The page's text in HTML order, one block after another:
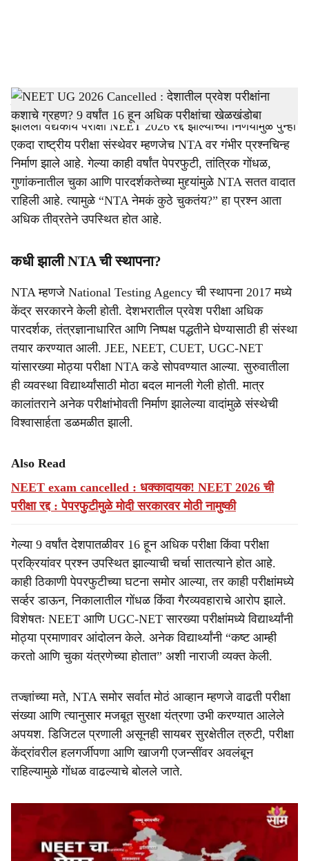
h
a
r
e
देशातील लाखो विद्यार्थ्यांच्या भवितव्याशी संबंधित असलेली 3 मे ला
झालेली वैद्यकीय परीक्षा NEET 2026 रद्द झाल्याच्या निर्णयामुळे पुन्हा
एकदा राष्ट्रीय परीक्षा संस्थेवर म्हणजेच NTA वर गंभीर प्रश्नचिन्ह
निर्माण झाले आहे. गेल्या काही वर्षांत पेपरफुटी, तांत्रिक गोंधळ,
गुणांकनातील चुका आणि पारदर्शकतेच्या मुद्द्यांमुळे NTA सतत वादात
राहिली आहे. त्यामुळे “NTA नेमकं कुठे चुकतंय?” हा प्रश्न आता
अधिक तीव्रतेने उपस्थित होत आहे.
कधी झाली NTA ची स्थापना?
NTA म्हणजे National Testing Agency ची स्थापना 2017 मध्ये
केंद्र सरकारने केली होती. देशभरातील प्रवेश परीक्षा अधिक
पारदर्शक, तंत्रज्ञानाधारित आणि निष्पक्ष पद्धतीने घेण्यासाठी ही संस्था
तयार करण्यात आली. JEE, NEET, CUET, UGC-NET
यांसारख्या मोठ्या परीक्षा NTA कडे सोपवण्यात आल्या. सुरुवातीला
ही व्यवस्था विद्यार्थ्यांसाठी मोठा बदल मानली गेली होती. मात्र
कालांतराने अनेक परीक्षांभोवती निर्माण झालेल्या वादांमुळे संस्थेची
विश्वासार्हता डळमळीत झाली.
Also Read
NEET exam cancelled : धक्कादायक! NEET 2026 ची
परीक्षा रद्द : पेपरफुटीमुळे मोदी सरकारवर मोठी नामुष्की
गेल्या 9 वर्षांत देशपातळीवर 16 हून अधिक परीक्षा किंवा परीक्षा
प्रक्रियांवर प्रश्न उपस्थित झाल्याची चर्चा सातत्याने होत आहे.
काही ठिकाणी पेपरफुटीच्या घटना समोर आल्या, तर काही परीक्षांमध्ये
सर्व्हर डाऊन, निकालातील गोंधळ किंवा गैरव्यवहाराचे आरोप झाले.
विशेषतः NEET आणि UGC-NET सारख्या परीक्षांमध्ये विद्यार्थ्यांनी
मोठ्या प्रमाणावर आंदोलन केले. अनेक विद्यार्थ्यांनी “कष्ट आम्ही
करतो आणि चुका यंत्रणेच्या होतात” अशी नाराजी व्यक्त केली.
तज्ज्ञांच्या मते, NTA समोर सर्वात मोठं आव्हान म्हणजे वाढती परीक्षा
संख्या आणि त्यानुसार मजबूत सुरक्षा यंत्रणा उभी करण्यात आलेले
अपयश. डिजिटल प्रणाली असूनही सायबर सुरक्षेतील त्रुटी, परीक्षा
केंद्रांवरील हलगर्जीपणा आणि खाजगी एजन्सींवर अवलंबून
राहिल्यामुळे गोंधळ वाढल्याचे बोलले जाते.